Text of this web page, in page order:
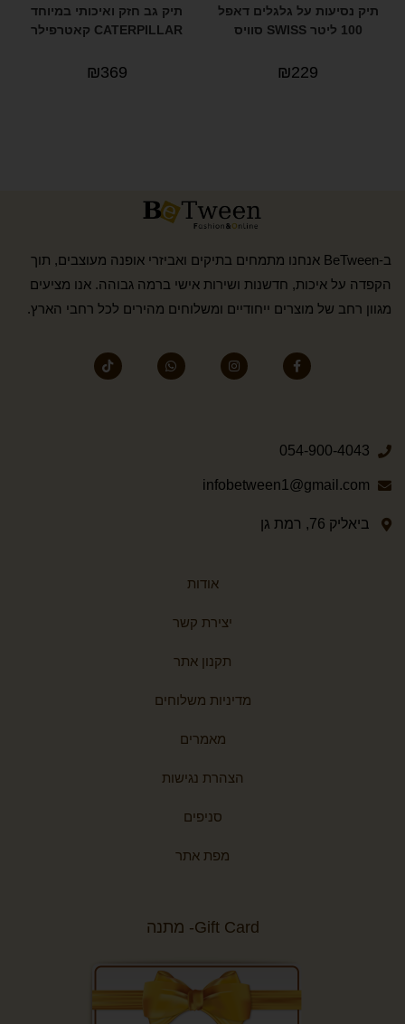
תיק נסיעות על גלגלים דאפל
100 ליטר SWISS סוויס
₪229
תיק גב חזק ואיכותי במיוחד
CATERPILLAR קאטרפילר
₪369
ב-BeTween אנחנו מתמחים בתיקים ואביזרי אופנה מעוצבים, תוך
הקפדה על איכות, חדשנות ושירות אישי ברמה גבוהה. אנו מציעים
מגוון רחב של מוצרים ייחודיים ומשלוחים מהירים לכל רחבי הארץ.
054-900-4043
infobetween1@gmail.com
ביאליק 76, רמת גן
אודות
יצירת קשר
תקנון אתר
מדיניות משלוחים
מאמרים
הצהרת נגישות
סניפים
מפת אתר
Gift Card- מתנה